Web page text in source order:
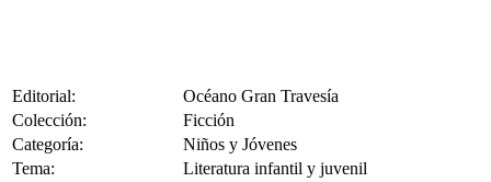
Editorial:
Océano Gran Travesía
Colección:
Ficción
Categoría:
Niños y Jóvenes
Tema:
Literatura infantil y juvenil